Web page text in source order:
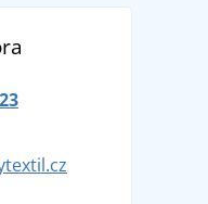
aneb připravte